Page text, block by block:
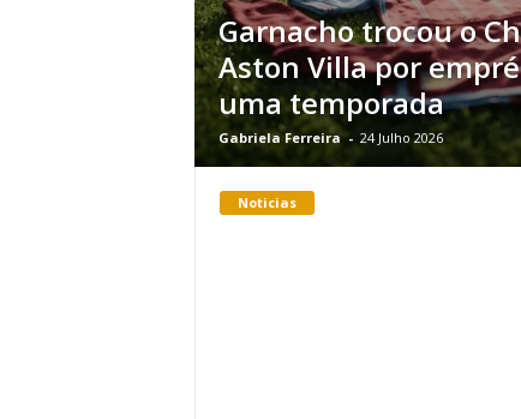
Garnacho trocou o
Aston Villa por
uma temporada
Gabriela Ferreira - 24 Julho 2026
Noticias